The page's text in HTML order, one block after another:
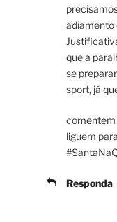
adiamento
que a
se
sport, já
comentem
liguem
Responda